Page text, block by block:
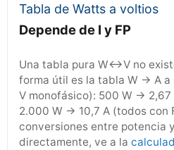
Tabla de Watts a voltios
Depende de I y FP
Una tabla pura W↔V no
forma útil es la tabla W → A a
V monofásico): 500 W → 2,67
2.000 W → 10,7 A (todos con
conversiones entre potencia
directamente, ve a la